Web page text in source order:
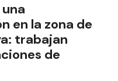
en la zona de
trabajan
de